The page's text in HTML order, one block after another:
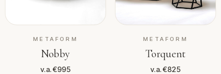
METAFORM
Nobby
v.a. €995
METAFORM
Torquent
v.a. €825